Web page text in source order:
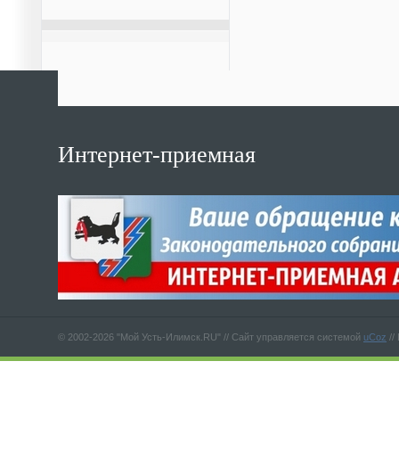
Интернет-приемная
© 2002-2026 "Мой Усть-Илимск.RU" // Сайт управляется системой uCoz //